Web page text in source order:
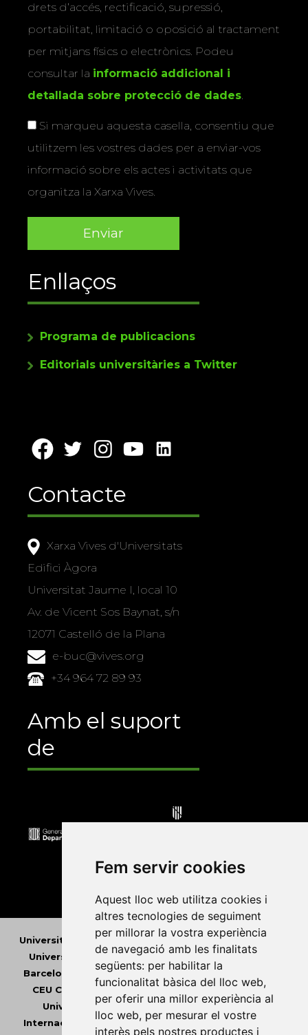
Fem servir cookies
Aquest lloc web utilitza cookies i
altres tecnologies de seguiment
per millorar la vostra experiència
de navegació amb les finalitats
següents: per habilitar la
funcionalitat bàsica del lloc web,
per oferir una millor experiència al
lloc web, per mesurar el vostre
interès pels nostres productes i
drets d’accés, rectificació, supressió,
portabilitat, limitació o oposició al tractament
per mitjans físics o electrònics. Podeu
consultar la informació addicional i
detallada sobre protecció de dades.
Si marqueu aquesta casella, consentiu que
utilitzem les vostres dades per a enviar-vos
informació sobre els actes i activitats que
organitza la Xarxa Vives.
Enllaços
Programa de publicacions
Editorials universitàries a Twitter
Contacte
Xarxa Vives d'Universitats
Edifici Àgora
Universitat Jaume I, local 10
Av. de Vicent Sos Baynat, s/n
12071 Castelló de la Plana
e-buc@vives.org
+34 964 72 89 93
Amb el suport
de
Universitat Abat Oliba CEU • Universitat d'Alacant
Universitat d'Andorra•Universitat Autònoma de
Barcelona
Universitat de Barcelona •
CEU Cardenal Herrera•Universitat de Girona•
Universitat de les Illes Balears•Universitat
Internacional de Catalunya•Universitat Jaume I